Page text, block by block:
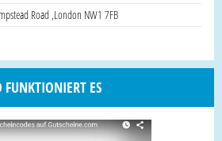
Road ,London NW1 7FB
FUNKTIONIERT ES